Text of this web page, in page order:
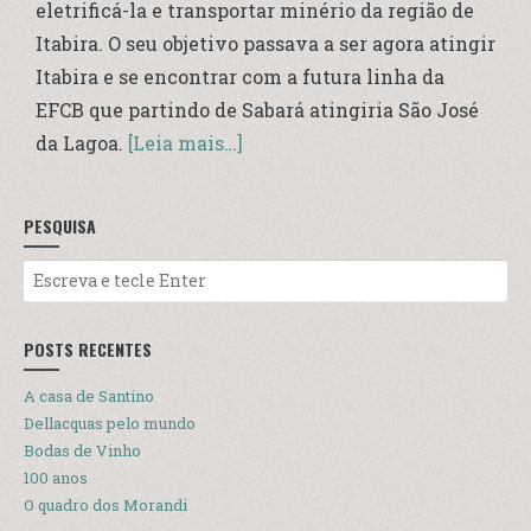
eletrificá-la e transportar minério da região de
Itabira. O seu objetivo passava a ser agora atingir
Itabira e se encontrar com a futura linha da
EFCB que partindo de Sabará atingiria São José
da Lagoa. [Leia mais…]
PESQUISA
POSTS RECENTES
A casa de Santino
Dellacquas pelo mundo
Bodas de Vinho
100 anos
O quadro dos Morandi